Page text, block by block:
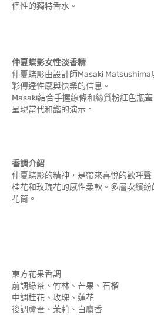
個性的獨特香水。
仲夏蝶影女性淡香精
仲夏蝶影由設計師Masaki
彩傳達性感與快樂的信息。
Masaki結合手握線條和絲質粉紅色瓶
呈現當代和諧的演示。
香調介紹
仲夏蝶影的精神，是帶來喜悅的歡呼
桂花和玫瑰花的感性柔軟。多層次繽
花筒。
東方花果香調
前調綠茶、竹林、芒果、石榴
中調桂花、玫瑰、蓮花
後調蘆葦、茉莉、白麝香